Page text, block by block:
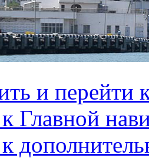
и перейти
Главной